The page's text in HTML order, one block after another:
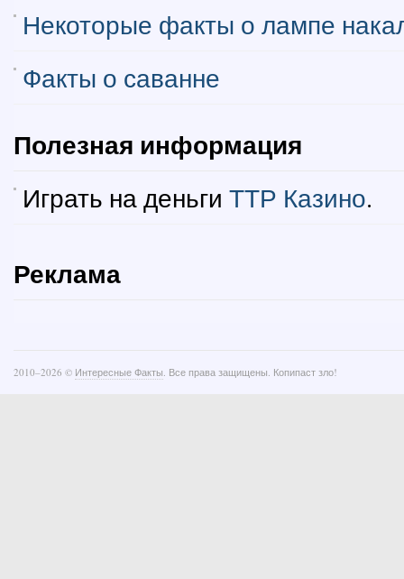
Некоторые факты о лампе
Факты о саванне
Полезная информация
Играть на деньги ТТР Казино.
Реклама
2010–2026 © Интересные Факты. Все права защищены. Копипаст зло!